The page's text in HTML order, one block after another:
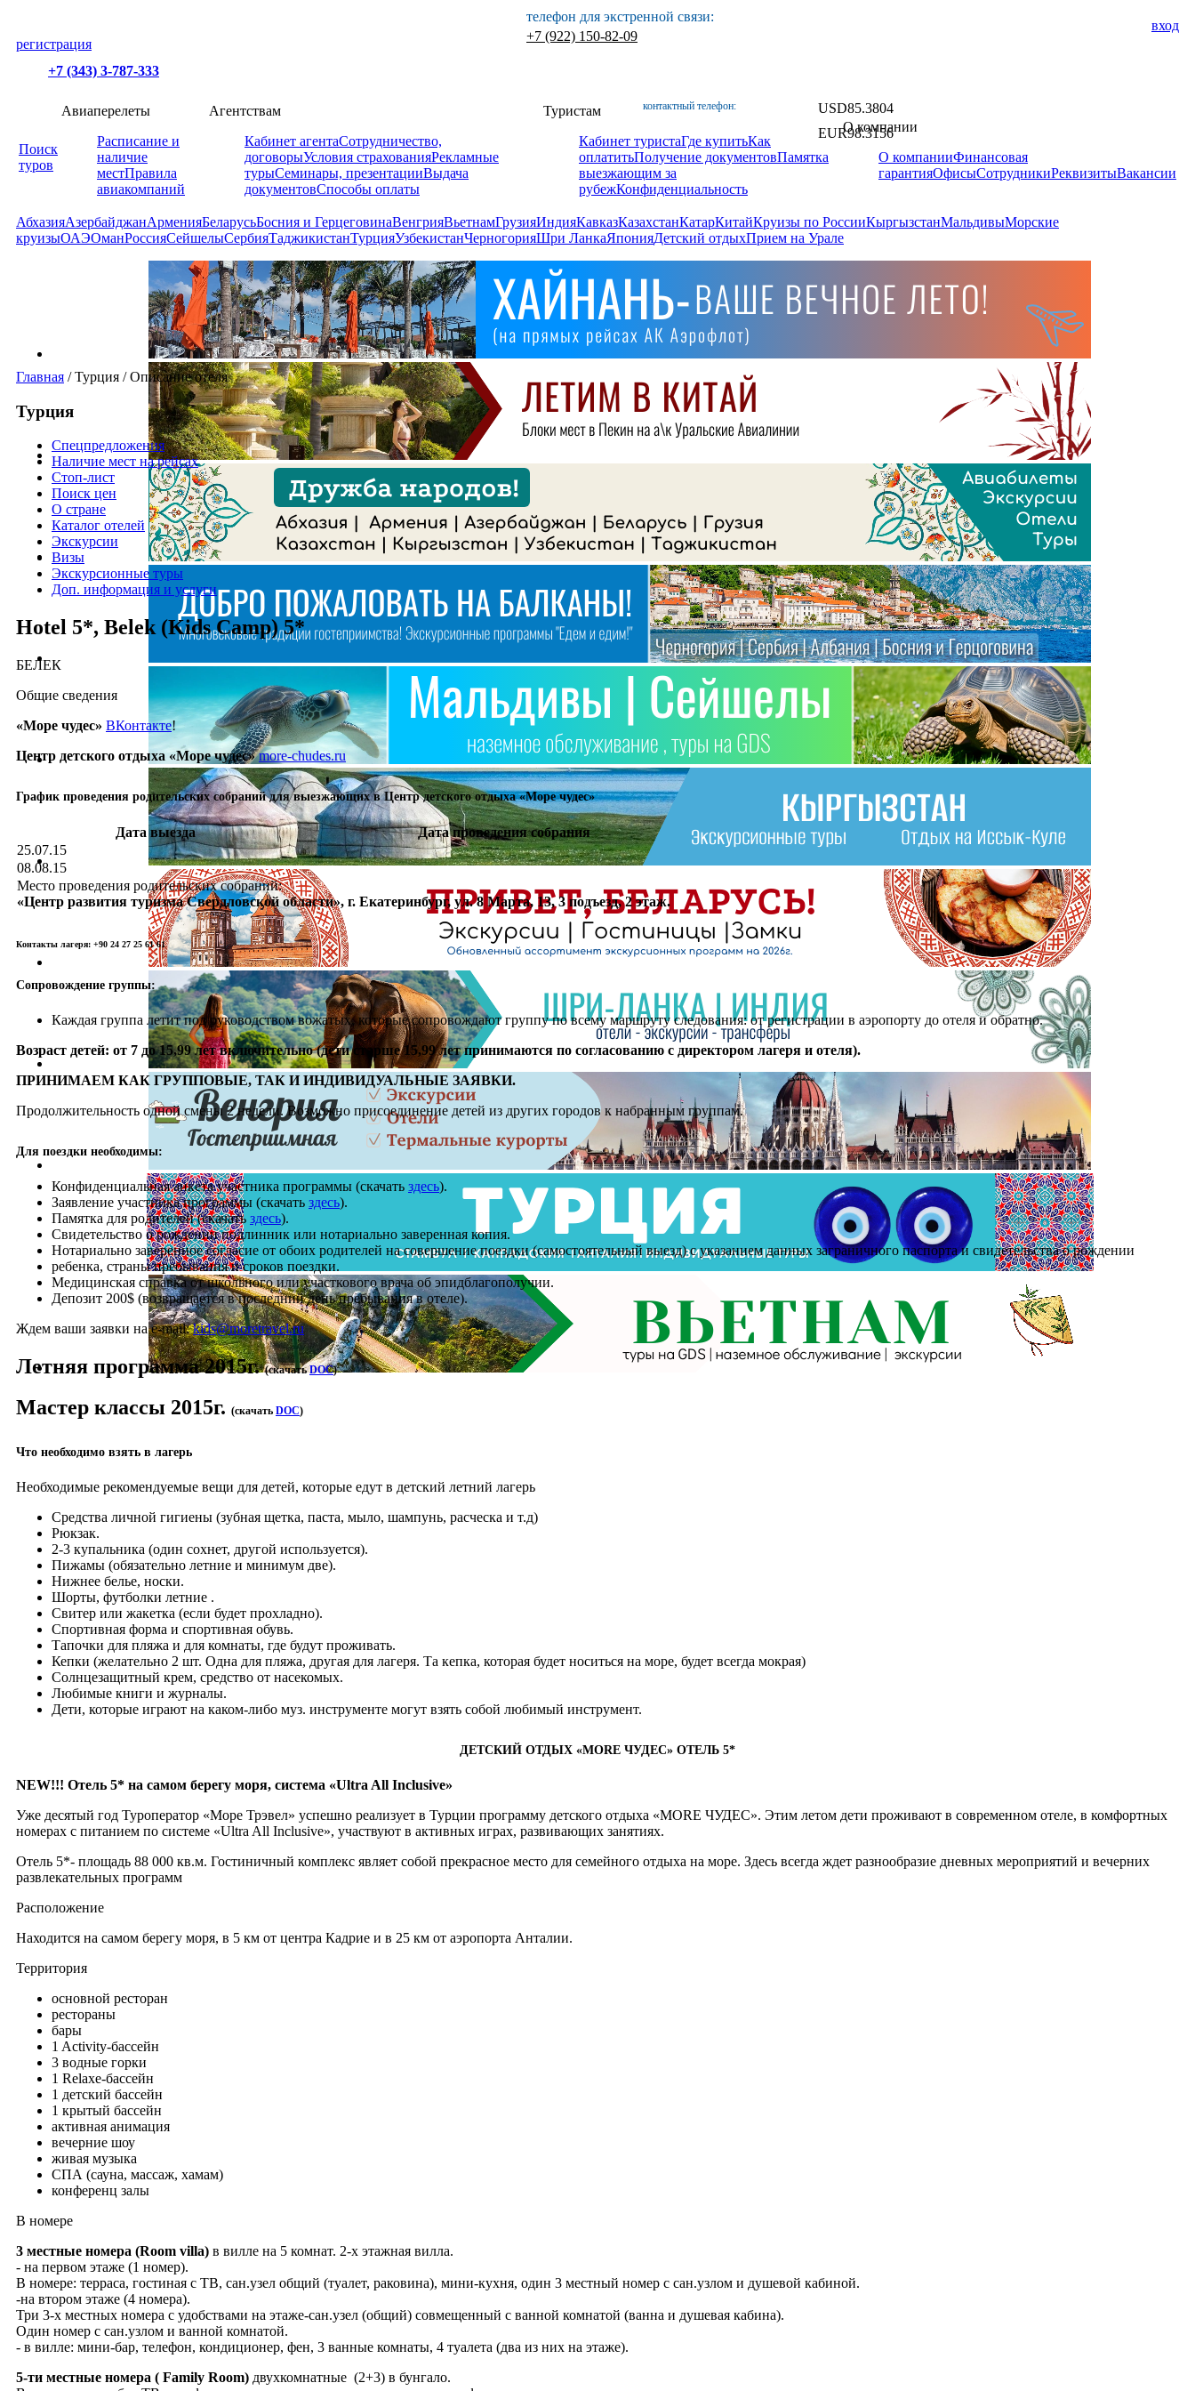
вход
регистрация
+7 (343) 3-787-333
телефон для экстренной связи:
+7 (922) 150-82-09
контактный телефон: USD85.3804
EUR98.3156
Поиск
туров
Авиаперелеты
Расписание и
наличие
местПравила
авиакомпаний
Агентствам
Кабинет агентаСотрудничество,
договорыУсловия страхованияРекламные
турыСеминары, презентацииВыдача
документовСпособы оплаты
Туристам
Кабинет туристаГде купитьКак
оплатитьПолучение документовПамятка
выезжающим за
рубежКонфиденциальность
О компании
О компанииФинансовая
гарантияОфисыСотрудникиРеквизитыВакансии
АбхазияАзербайджанАрменияБеларусьБосния и ГерцеговинаВенгрияВьетнамГрузияИндияКавказКазахстанКатарКитайКруизы по РоссииКыргызстанМальдивыМорские
круизыОАЭОманРоссияСейшелыСербияТаджикистанТурцияУзбекистанЧерногорияШри ЛанкаЯпонияДетский отдыхПрием на Урале
Главная /Турция /Описание отеля
Турция
Спецпредложения
Наличие мест на рейсах
Стоп-лист
Поиск цен
О стране
Каталог отелей
Экскурсии
Визы
Экскурсионные туры
Доп. информация и услуги
Hotel 5*, Belek (Kids Camp) 5*
БЕЛЕК
Общие сведения
«Море чудес» ВКонтакте!
Центр детского отдыха «Море чудес» more-chudes.ru
График проведения родительских собраний для выезжающих в Центр детского отдыха «Море чудес»
Дата выезда
Дата проведения собрания
25.07.15
08.08.15
Место проведения родительских собраний:
«Центр развития туризма Свердловской области», г. Екатеринбург, ул. 8 Марта, 13, 3 подъезд, 2 этаж.
Контакты лагеря: +90 24 27 25 61 61
Сопровождение группы:
Каждая группа летит под руководством вожатых, которые сопровождают группу по всему маршруту следования: от регистрации в аэропорту до отеля и обратно.
Возраст детей: от 7 до 15,99 лет включительно (дети старше 15,99 лет принимаются по согласованию с директором лагеря и отеля).
ПРИНИМАЕМ КАК ГРУППОВЫЕ, ТАК И ИНДИВИДУАЛЬНЫЕ ЗАЯВКИ.
Продолжительность одной смены 2 недели. Возможно присоединение детей из других городов к набранным группам.
Для поездки необходимы:
Конфиденциальная анкета участника программы (скачать здесь).
Заявление участника программы (скачать здесь).
Памятка для родителей (скачать здесь).
Свидетельство о рождении подлинник или нотариально заверенная копия.
Нотариально заверенное согласие от обоих родителей на совершение поездки (самостоятельный выезд) с указанием данных заграничного паспорта и свидетельства о рождении
ребенка, страны пребывания и сроков поездки.
Медицинская справка от школьного или участкового врача об эпидблагополучии.
Депозит 200$ (возвращается в последний день пребывания в отеле).
Ждем ваши заявки на e-mail:kids@moretravel.ru
Летняя программа 2015г.(скачатьDOC)
Мастер классы 2015г. (скачать DOC)
Что необходимо взять в лагерь
Необходимые рекомендуемые вещи для детей, которые едут в детский летний лагерь
Средства личной гигиены (зубная щетка, паста, мыло, шампунь, расческа и т.д)
Рюкзак.
2-3 купальника (один сохнет, другой используется).
Пижамы (обязательно летние и минимум две).
Нижнее белье, носки.
Шорты, футболки летние .
Свитер или жакетка (если будет прохладно).
Спортивная форма и спортивная обувь.
Тапочки для пляжа и для комнаты, где будут проживать.
Кепки (желательно 2 шт. Одна для пляжа, другая для лагеря. Та кепка, которая будет носиться на море, будет всегда мокрая)
Солнцезащитный крем, средство от насекомых.
Любимые книги и журналы.
Дети, которые играют на каком-либо муз. инструменте могут взять собой любимый инструмент.
ДЕТСКИЙ ОТДЫХ «MORE ЧУДЕС» ОТЕЛЬ 5*
NEW!!! Отель 5* на самом берегу моря, система «Ultra All Inclusive»
Уже десятый год Туроператор «Море Трэвел» успешно реализует в Турции программу детского отдыха «MORE ЧУДЕС». Этим летом дети проживают в современном отеле, в комфортных
номерах с питанием по системе «Ultra All Inclusive», участвуют в активных играх, развивающих занятиях.
Отель 5*- площадь 88 000 кв.м. Гостиничный комплекс являет собой прекрасное место для семейного отдыха на море. Здесь всегда ждет разнообразие дневных мероприятий и вечерних
развлекательных программ
Расположение
Находится на самом берегу моря, в 5 км от центра Кадрие и в 25 км от аэропорта Анталии.
Территория
основной ресторан
рестораны
бары
1 Activity-бассейн
3 водные горки
1 Relaxe-бассейн
1 детский бассейн
1 крытый бассейн
активная анимация
вечерние шоу
живая музыка
СПА (сауна, массаж, хамам)
конференц залы
В номере
3 местные номера (Room villa) в вилле на 5 комнат. 2-х этажная вилла.
- на первом этаже (1 номер).
В номере: терраса, гостиная с ТВ, сан.узел общий (туалет, раковина), мини-кухня, один 3 местный номер с сан.узлом и душевой кабиной.
-на втором этаже (4 номера).
Три 3-х местных номера с удобствами на этаже-сан.узел (общий) совмещенный с ванной комнатой (ванна и душевая кабина).
Один номер с сан.узлом и ванной комнатой.
- в вилле: мини-бар, телефон, кондиционер, фен, 3 ванные комнаты, 4 туалета (два из них на этаже).
5-ти местные номера ( Family Room) двухкомнатные (2+3) в бунгало.